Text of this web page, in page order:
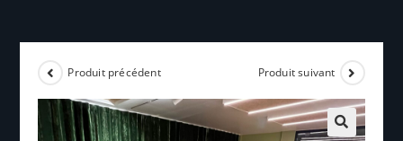
Produit précédent Produit suivant